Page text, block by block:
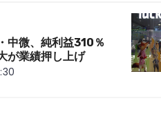
中微、純利益310％
業績押し上げ